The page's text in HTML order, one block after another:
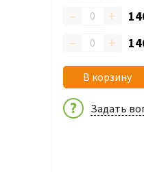
– +
– +
В корзину
Задать